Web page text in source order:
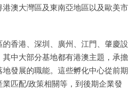
港澳大灣區及東南亞地區以及歐美市
香港、深圳、廣州、江門、肇慶設
中大部分基地都有港澳主題，承擔
發展的職能。這些孵化中心從前期
匹配/政策相關等，到後期企業發